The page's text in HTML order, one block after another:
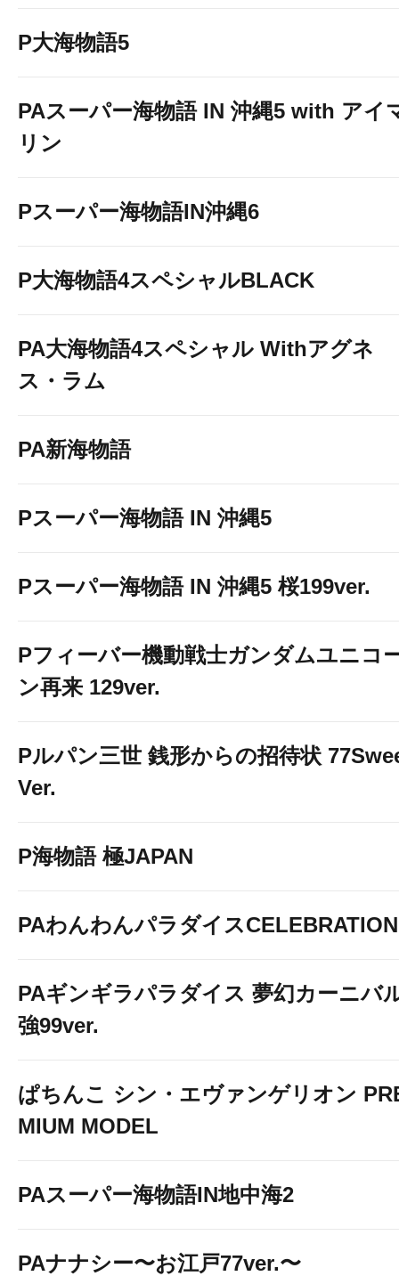
P大海物語5
PAスーパー海物語 IN 沖縄5 with アイ
リン
Pスーパー海物語IN沖縄6
P大海物語4スペシャルBLACK
PA大海物語4スペシャル Withアグネ
ス・ラム
PA新海物語
Pスーパー海物語 IN 沖縄5
Pスーパー海物語 IN 沖縄5 桜199ver.
Pフィーバー機動戦士ガンダムユニコ
ン再来 129ver.
Pルパン三世 銭形からの招待状
Ver.
P海物語 極JAPAN
PAわんわんパラダイスCELEBRATION
PAギンギラパラダイス 夢幻カーニバ
強99ver.
ぱちんこ シン・エヴァンゲリオン
MIUM MODEL
PAスーパー海物語IN地中海2
PAナナシー〜お江戸77ver.〜